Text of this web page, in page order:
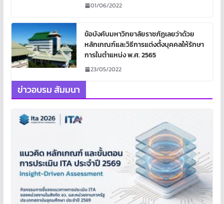
01/06/2022
ข้อบังคับมหาวิทยาลัยราชภัฏเลยว่าด้วย
หลักเกณฑ์และวิธีการแต่งตั้งบุคคลให้รักษา
การในตำแหน่ง พ.ศ. 2565
23/05/2022
ข่าวอบรม สัมมนา